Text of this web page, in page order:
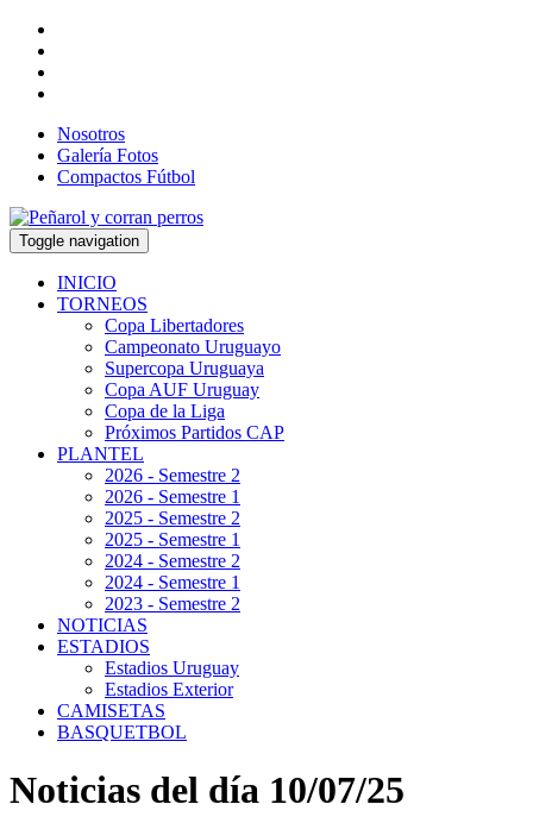
Nosotros
Galería Fotos
Compactos Fútbol
Toggle navigation
INICIO
TORNEOS
Copa Libertadores
Campeonato Uruguayo
Supercopa Uruguaya
Copa AUF Uruguay
Copa de la Liga
Próximos Partidos CAP
PLANTEL
2026 - Semestre 2
2026 - Semestre 1
2025 - Semestre 2
2025 - Semestre 1
2024 - Semestre 2
2024 - Semestre 1
2023 - Semestre 2
NOTICIAS
ESTADIOS
Estadios Uruguay
Estadios Exterior
CAMISETAS
BASQUETBOL
Noticias del día 10/07/25